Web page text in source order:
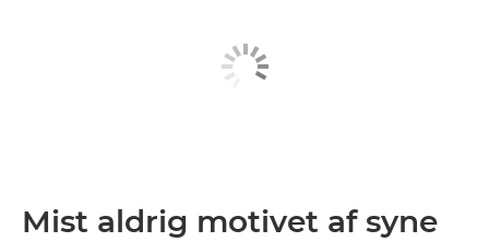
Mist aldrig motivet af syne